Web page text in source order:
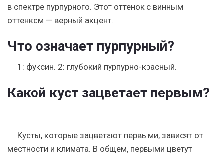
в спектре пурпурного. Этот оттенок с винным
оттенком — верный акцент.
Что означает пурпурный?
1: фуксин. 2: глубокий пурпурно-красный.
Какой куст зацветает первым?
Кусты, которые зацветают первыми, зависят от
местности и климата. В общем, первыми цветут